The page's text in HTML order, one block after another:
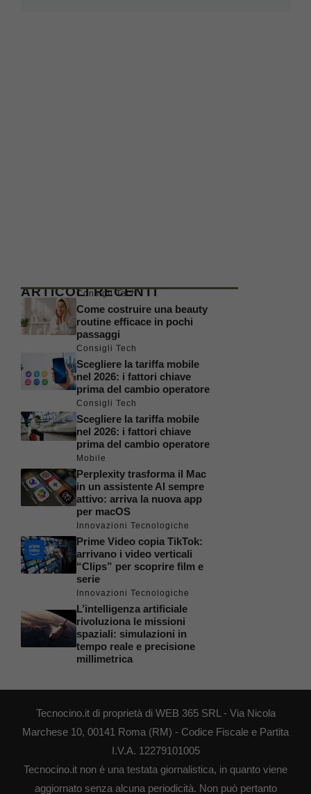
ARTICOLI RECENTI
Consigli Tech
Come costruire una beauty
routine efficace in pochi
passaggi
Consigli Tech
Scegliere la tariffa mobile
nel 2026: i fattori chiave
prima del cambio operatore
Consigli Tech
Scegliere la tariffa mobile
nel 2026: i fattori chiave
prima del cambio operatore
Mobile
Perplexity trasforma il Mac
in un assistente AI sempre
attivo: arriva la nuova app
per macOS
Innovazioni Tecnologiche
Prime Video copia TikTok:
arrivano i video verticali
“Clips” per scoprire film e
serie
Innovazioni Tecnologiche
L’intelligenza artificiale
rivoluziona le missioni
spaziali: simulazioni in
tempo reale e precisione
millimetrica
Tecnocino.it di proprietà di WEB 365 SRL - Via Nicola
Marchese 10, 00141 Roma (RM) - Codice Fiscale e Partita
I.V.A. 12279101005
Tecnocino.it non è una testata giornalistica, in quanto viene
aggiornato senza alcuna periodicità. Non può pertanto